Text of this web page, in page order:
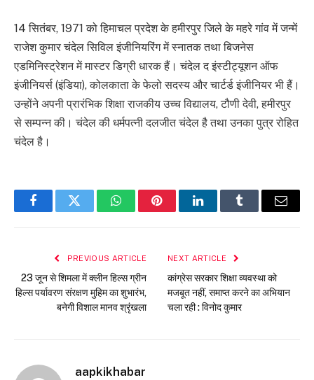
14 सितंबर, 1971 को हिमाचल प्रदेश के हमीरपुर जिले के महरे गांव में जन्में
राजेश कुमार चंदेल सिविल इंजीनियरिंग में स्नातक तथा बिजनेस
एडमिनिस्ट्रेशन में मास्टर डिग्री धारक हैं। चंदेल द इंस्टीट्यूशन ऑफ
इंजीनियर्स (इंडिया), कोलकाता के फेलो सदस्य और चार्टर्ड इंजीनियर भी हैं।
उन्होंने अपनी प्रारंभिक शिक्षा राजकीय उच्च विद्यालय, टौणी देवी, हमीरपुर
से सम्पन्न की। चंदेल की धर्मपत्नी दलजीत चंदेल है तथा उनका पुत्र रोहित
चंदेल है।
FacebookTwitter WhatsAppPinterestLinkedInTumblr Email
PREVIOUS ARTICLE
23 जून से शिमला में क्लीन हिल्स ग्रीन
हिल्स पर्यावरण संरक्षण मुहिम का शुभारंभ,
बनेगी विशाल मानव श्रृंखला
NEXT ARTICLE
कांग्रेस सरकार शिक्षा व्यवस्था को
मजबूत नहीं, समाप्त करने का अभियान
चला रही : विनोद कुमार
aapkikhabar